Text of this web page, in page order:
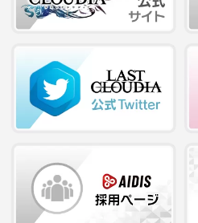
『ラストクラウディア』
ア』コラボ開催！ クエス
2026.06.08 プレスリリース
『ラストクラウディア』
2026.06.04 プレスリリース
『ラストクラウディア』